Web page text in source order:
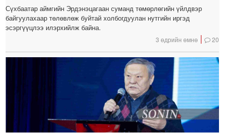
Сүхбаатар аймгийн Эрдэнэцагаан суманд төмөрлөгийн үйлдвэр
байгуулахаар төлөвлөж буйтай холбогдуулан нутгийн иргэд
эсэргүүцлээ илэрхийлж байна.
3 өдрийн өмнө 20